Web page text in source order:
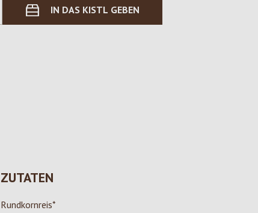
IN DAS KISTL GEBEN
ZUTATEN
Rundkornreis*